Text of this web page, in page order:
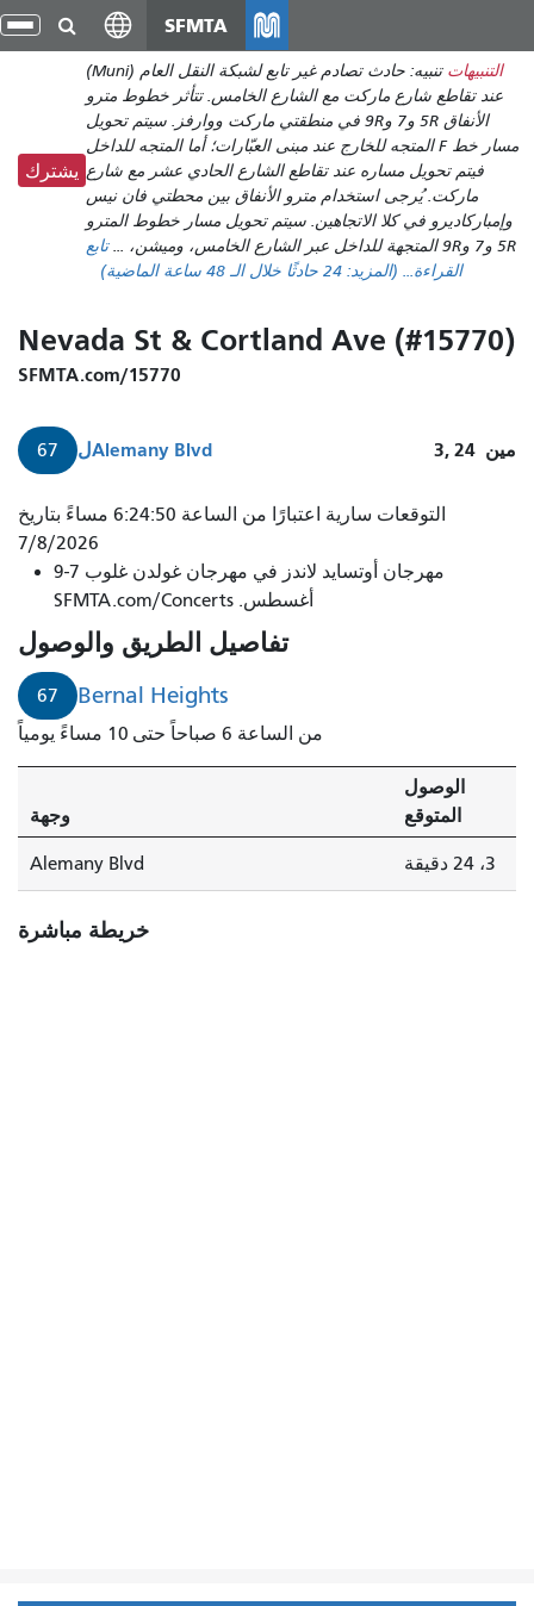
انتقل
إلى
المحتوى
الرئيسي
SFMTA
التنبيهات
تنبيه: حادث تصادم غير تابع لشبكة النقل العام (Muni)
عند تقاطع شارع ماركت مع الشارع الخامس. تتأثر خطوط مترو
الأنفاق 5R و7 و9R في منطقتي ماركت ووارفز. سيتم تحويل
مسار خط F المتجه للخارج عند مبنى العبّارات؛ أما المتجه للداخل
فيتم تحويل مساره عند تقاطع الشارع الحادي عشر مع شارع
ماركت. يُرجى استخدام مترو الأنفاق بين محطتي فان نيس
وإمباركاديرو في كلا الاتجاهين. سيتم تحويل مسار خطوط المترو
5R و7 و9R المتجهة للداخل عبر الشارع الخامس، وميشن، ...
تابع
القراءة... (المزيد: 24 حادثًا خلال الـ 48 ساعة الماضية)
يشترك
Nevada St & Cortland Ave (#15770)
SFMTA.com/15770
67 لAlemany Blvd 3, 24 مين
يصل
المبنى
رقم
في
بيرنال
هايتس
خلال
3
دقائق.
التوقعات سارية اعتبارًا من الساعة 6:24:50 مساءً بتاريخ
7/8/2026
مهرجان أوتسايد لاندز في مهرجان غولدن غلوب 7-9
أغسطس. SFMTA.com/Concerts
تفاصيل الطريق والوصول
67 Bernal Heights
من الساعة 6 صباحاً حتى 10 مساءً يومياً
وجهة
الوصول
المتوقع
Alemany Blvd 3، 24 دقيقة
خريطة مباشرة